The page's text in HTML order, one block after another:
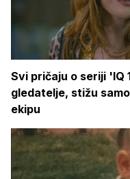
Svi pričaju o seriji 'IQ
gledatelje, stižu
ekipu